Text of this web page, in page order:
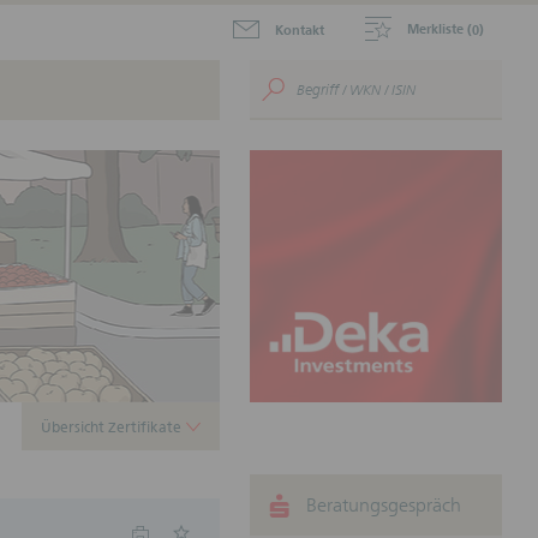
Kontakt Merkliste (0)
aktuellen Zertifikate zum
für Ihr
Beratungsgespräch
Übersicht Zertifikate